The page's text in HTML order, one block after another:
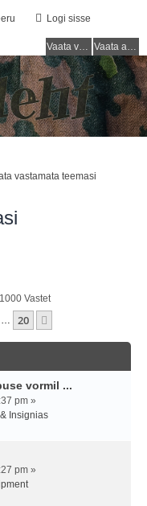
Logi sisse
Vaata vastamata teemasi Vaata aktiivseid teemasid
vastamata teemasi
Vastet
… 20
vormil ...
pm »
Insignias
pm »